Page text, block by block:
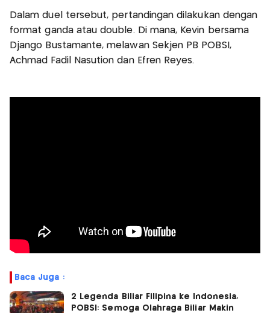
Dalam duel tersebut, pertandingan dilakukan dengan
format ganda atau double. Di mana, Kevin bersama
Django Bustamante, melawan Sekjen PB POBSI,
Achmad Fadil Nasution dan Efren Reyes.
Baca Juga :
2 Legenda Biliar Filipina ke Indonesia,
POBSI: Semoga Olahraga Biliar Makin